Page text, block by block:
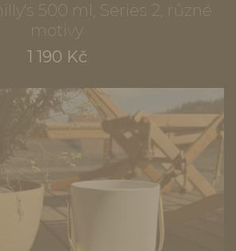
500 ml, Series 2, různé
motivy
1 190 Kč